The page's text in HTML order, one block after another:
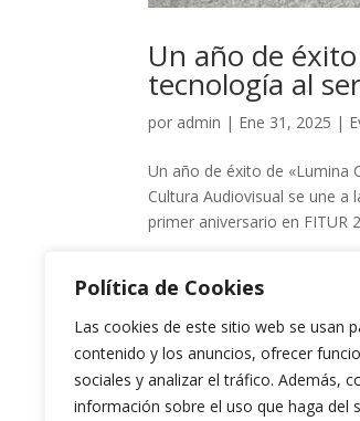
Política de Cookies
Las cookies de este sitio web se usan
contenido y los anuncios, ofrecer
sociales y analizar el tráfico. Además,
información sobre el uso que haga del
Un año de
tecnología al
por admin | Ene 31, 2025 |
Un año de éxito de «Lumina
Cultura Audiovisual se une a
primer aniversario en FITUR